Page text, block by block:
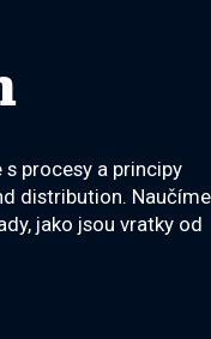
procesy a principy
distribution. Naučíme
jako jsou vratky od